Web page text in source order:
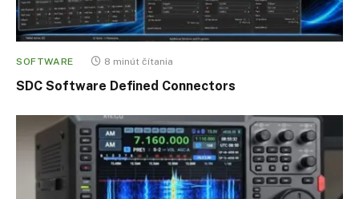
SOFTWARE 8 minút čítania
SDC Software Defined Connectors